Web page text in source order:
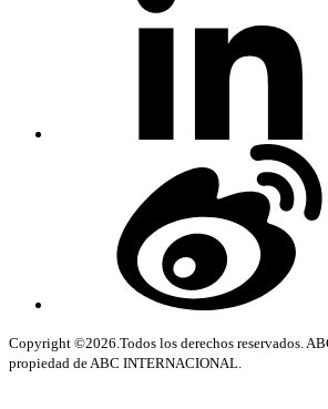
Copyright ©2026.Todos los derechos reservados.
propiedad de ABC INTERNACIONAL.